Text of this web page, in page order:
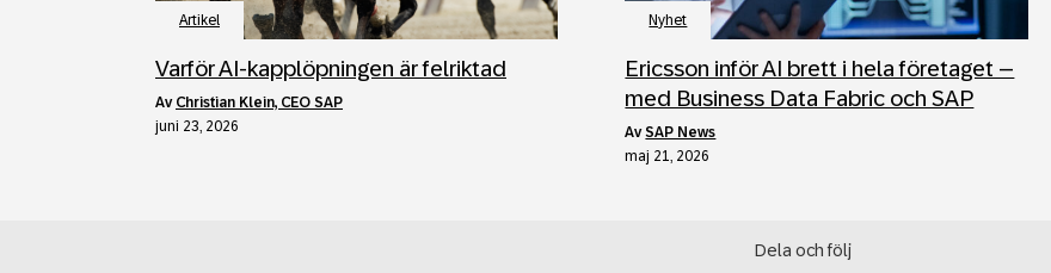
Artikel
Varför AI‑kapplöpningen är felriktad
av Christian Klein, CEO SAP
juni 23, 2026
Nyhet
Ericsson inför AI brett i hela företaget –
med Business Data Fabric och SAP
avSAP News
maj 21, 2026
Dela och följ